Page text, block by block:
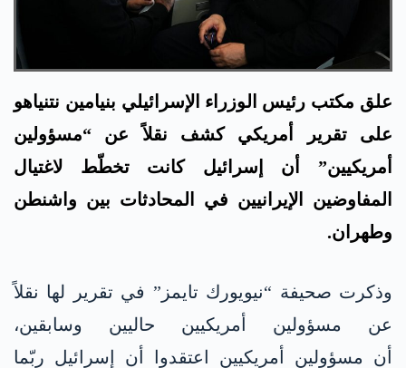
علق مكتب رئيس الوزراء الإسرائيلي بنيامين نتنياهو
على تقرير أمريكي كشف نقلاً عن “مسؤولين
أمريكيين” أن إسرائيل كانت تخطّط لاغتيال
المفاوضين الإيرانيين في المحادثات بين واشنطن
وطهران.
وذكرت صحيفة “نيويورك تايمز” في تقرير لها نقلاً
عن مسؤولين أمريكيين حاليين وسابقين،
أن مسؤولين أمريكيين اعتقدوا أن إسرائيل ربّما